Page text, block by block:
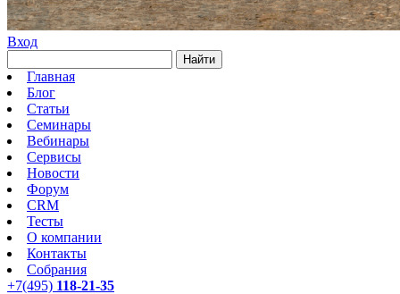
Вход
Найти
Главная
Блог
Статьи
Семинары
Вебинары
Сервисы
Новости
Форум
CRM
Тесты
О компании
Контакты
Собрания
+7(495) 118-21-35